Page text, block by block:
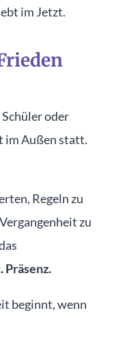
im Jetzt.
oder
im Außen statt.
Regeln zu
zu
Präsenz.
beginnt, wenn